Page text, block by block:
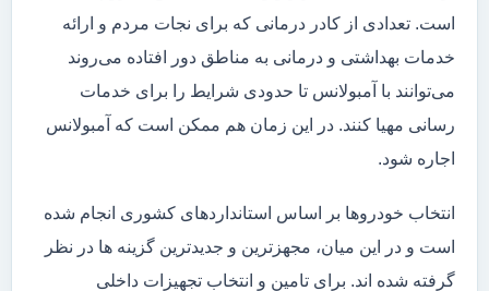
است. تعدادی از کادر درمانی که برای نجات مردم و ارائه
خدمات بهداشتی و درمانی به مناطق دور افتاده می‌روند
می‌توانند با آمبولانس تا حدودی شرایط را برای خدمات
رسانی مهیا کنند. در این زمان هم ممکن است که آمبولانس
اجاره شود.
انتخاب خودروها بر اساس استانداردهای کشوری انجام شده
است و در این میان، مجهزترین و جدیدترین گزینه ها در نظر
گرفته شده اند. برای تامین و انتخاب تجهیزات داخلی